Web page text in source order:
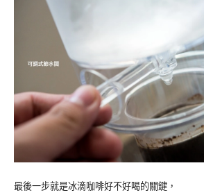
最後一步就是冰滴咖啡好不好喝的關鍵，